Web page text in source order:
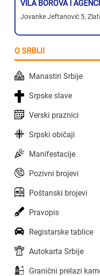
VILA BOROVA I
Jovanke Jeftanović 5,
O SRBIJI
Manastiri Srbije
Srpske slave
Verski praznici
Srpski običaji
Manifestacije
Pozivni brojevi
Poštanski brojevi
Pravopis
Registarske tablice
Autokarta Srbije
Granični prelazi